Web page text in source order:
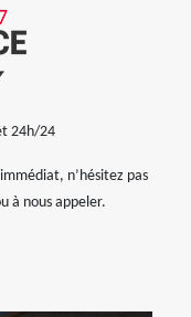
24h/24
n’hésitez pas
à nous appeler.